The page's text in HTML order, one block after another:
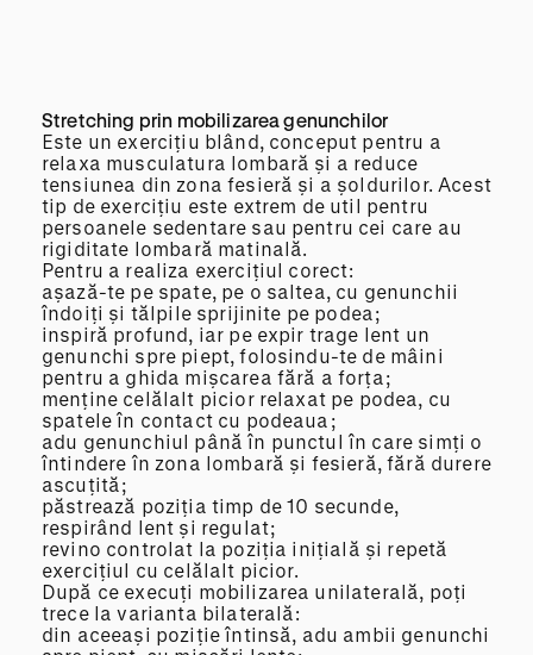
Stretching prin mobilizarea genunchilor
Este un exercițiu blând, conceput pentru a
relaxa musculatura lombară și a reduce
tensiunea din zona fesieră și a șoldurilor. Acest
tip de exercițiu este extrem de util pentru
persoanele sedentare sau pentru cei care au
rigiditate lombară matinală.
Pentru a realiza exercițiul corect:
așază-te pe spate, pe o saltea, cu genunchii
îndoiți și tălpile sprijinite pe podea;
inspiră profund, iar pe expir trage lent un
genunchi spre piept, folosindu-te de mâini
pentru a ghida mișcarea fără a forța;
menține celălalt picior relaxat pe podea, cu
spatele în contact cu podeaua;
adu genunchiul până în punctul în care simți o
întindere în zona lombară și fesieră, fără durere
ascuțită;
păstrează poziția timp de 10 secunde,
respirând lent și regulat;
revino controlat la poziția inițială și repetă
exercițiul cu celălalt picior.
După ce execuți mobilizarea unilaterală, poți
trece la varianta bilaterală:
din aceeași poziție întinsă, adu ambii genunchi